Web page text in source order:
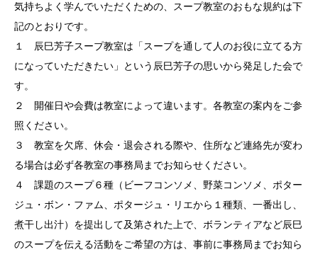
気持ちよく学んでいただくための、スープ教室のおもな規約は下
記のとおりです。
１ 辰巳芳子スープ教室は「スープを通して人のお役に立てる方
になっていただきたい」という辰巳芳子の思いから発足した会で
す。
２ 開催日や会費は教室によって違います。各教室の案内をご参
照ください。
３ 教室を欠席、休会・退会される際や、住所など連絡先が変わ
る場合は必ず各教室の事務局までお知らせください。
４ 課題のスープ６種（ビーフコンソメ、野菜コンソメ、ポター
ジュ・ボン・ファム、ポタージュ・リエから１種類、一番出し、
煮干し出汁）を提出して及第された上で、ボランティアなど辰巳
のスープを伝える活動をご希望の方は、事前に事務局までお知ら